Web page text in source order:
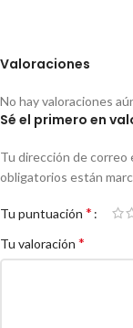
Valoraciones
No hay valoraciones
Sé el primero en
Tu dirección de correo
obligatorios están
Tu puntuación *
Tu valoración *